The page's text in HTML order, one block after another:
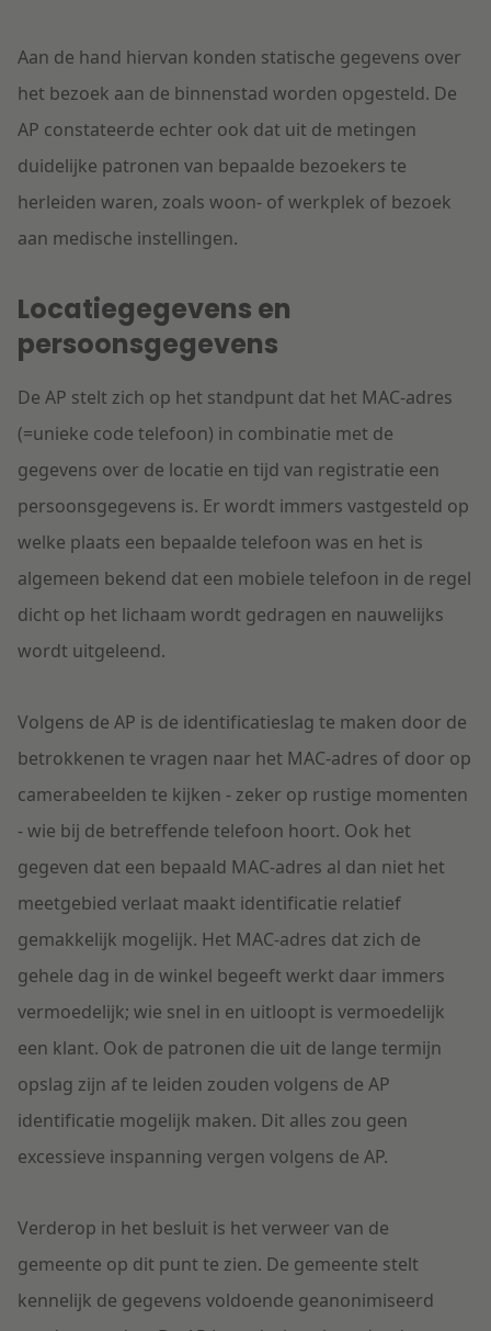
Aan de hand hiervan konden statische gegevens over
het bezoek aan de binnenstad worden opgesteld. De
AP constateerde echter ook dat uit de metingen
duidelijke patronen van bepaalde bezoekers te
herleiden waren, zoals woon- of werkplek of bezoek
aan medische instellingen.
Locatiegegevens en
persoonsgegevens
De AP stelt zich op het standpunt dat het MAC-adres
(=unieke code telefoon) in combinatie met de
gegevens over de locatie en tijd van registratie een
persoonsgegevens is. Er wordt immers vastgesteld op
welke plaats een bepaalde telefoon was en het is
algemeen bekend dat een mobiele telefoon in de regel
dicht op het lichaam wordt gedragen en nauwelijks
wordt uitgeleend.
Volgens de AP is de identificatieslag te maken door de
betrokkenen te vragen naar het MAC-adres of door op
camerabeelden te kijken - zeker op rustige momenten
- wie bij de betreffende telefoon hoort. Ook het
gegeven dat een bepaald MAC-adres al dan niet het
meetgebied verlaat maakt identificatie relatief
gemakkelijk mogelijk. Het MAC-adres dat zich de
gehele dag in de winkel begeeft werkt daar immers
vermoedelijk; wie snel in en uitloopt is vermoedelijk
een klant. Ook de patronen die uit de lange termijn
opslag zijn af te leiden zouden volgens de AP
identificatie mogelijk maken. Dit alles zou geen
excessieve inspanning vergen volgens de AP.
Verderop in het besluit is het verweer van de
gemeente op dit punt te zien. De gemeente stelt
kennelijk de gegevens voldoende geanonimiseerd